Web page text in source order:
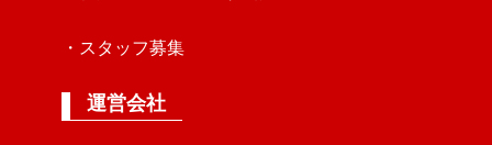
・スタッフ募集
運営会社